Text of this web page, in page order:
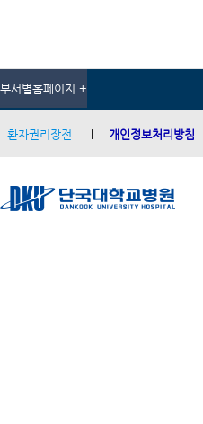
부서별홈페이지 +
환자권리장전 개인정보처리방침